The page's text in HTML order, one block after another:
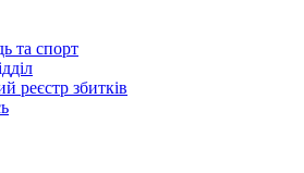
та спорт
реєстр збитків